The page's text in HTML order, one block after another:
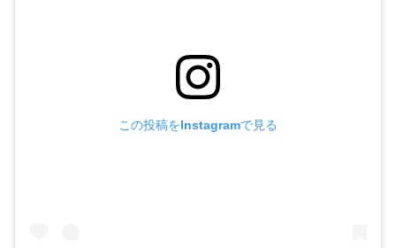
この投稿をInstagramで見る